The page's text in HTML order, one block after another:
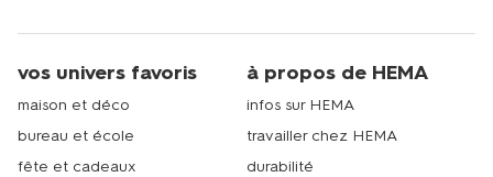
vos univers favoris
maison et déco
bureau et école
fête et cadeaux
à propos de HEMA
infos sur HEMA
travailler chez HEMA
durabilité